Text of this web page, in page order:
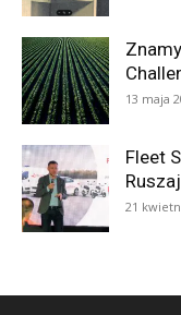
13 maja
Fleet
21